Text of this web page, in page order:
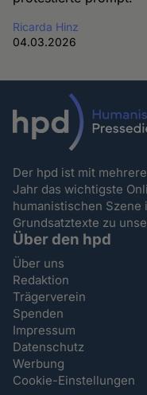
Ricarda Hinz
04.03.2026
Der hpd ist mit
Jahr das wichtigste
humanistischen Szene
Grundsatztexte zu
Über den hpd
Über uns
Redaktion
Trägerverein
Spenden
Impressum
Datenschutz
Werbung
Cookie-Einstellungen